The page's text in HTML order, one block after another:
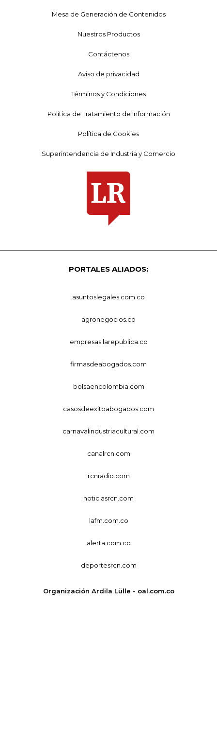
Mesa de Generación de Contenidos
Nuestros Productos
Contáctenos
Aviso de privacidad
Términos y Condiciones
Política de Tratamiento de Información
Política de Cookies
Superintendencia de Industria y Comercio
PORTALES ALIADOS:
asuntoslegales.com.co
agronegocios.co
empresas.larepublica.co
firmasdeabogados.com
bolsaencolombia.com
casosdeexitoabogados.com
carnavalindustriacultural.com
canalrcn.com
rcnradio.com
noticiasrcn.com
lafm.com.co
alerta.com.co
deportesrcn.com
Organización Ardila Lülle - oal.com.co